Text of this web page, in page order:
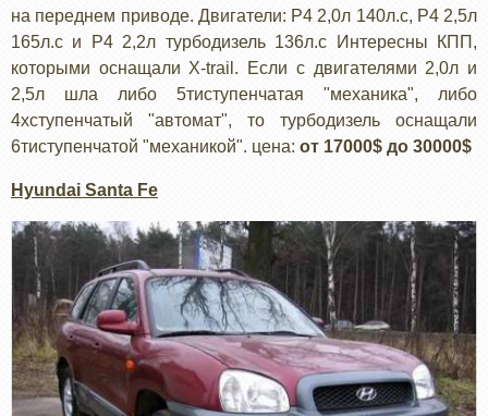
на переднем приводе. Двигатели: Р4 2,0л 140л.с, Р4 2,5л
165л.с и Р4 2,2л турбодизель 136л.с Интересны КПП,
которыми оснащали X-trail. Если с двигателями 2,0л и
2,5л шла либо 5тиступенчатая "механика", либо
4хступенчатый "автомат", то турбодизель оснащали
6тиступенчатой "механикой". цена: от 17000$ до 30000$
Hyundai Santa Fe